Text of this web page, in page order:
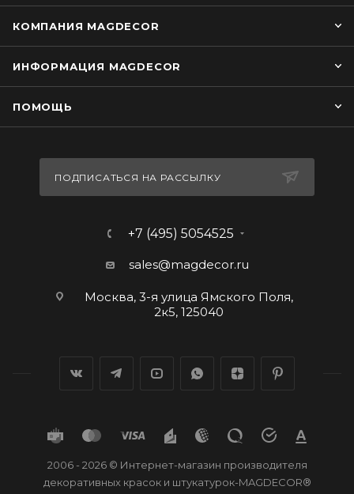
КОМПАНИЯ MAGDECOR
ИНФОРМАЦИЯ MAGDECOR
ПОМОЩЬ
ПОДПИСАТЬСЯ НА РАССЫЛКУ
+7 (495) 5054525
sales@magdecor.ru
Москва, 3-я улица Ямского Поля,
2к5, 125040
2006 - 2026 © Интернет-магазин производителя
декоративных красок и штукатурок-MAGDECOR®